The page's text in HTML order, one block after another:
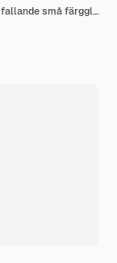
Vektor abstrakt vit bakgrund med många fallande små färgglada konfettibitar och band Karneval jul eller nyårsdekoration färgglada party vimplar för födelsedagsfestival